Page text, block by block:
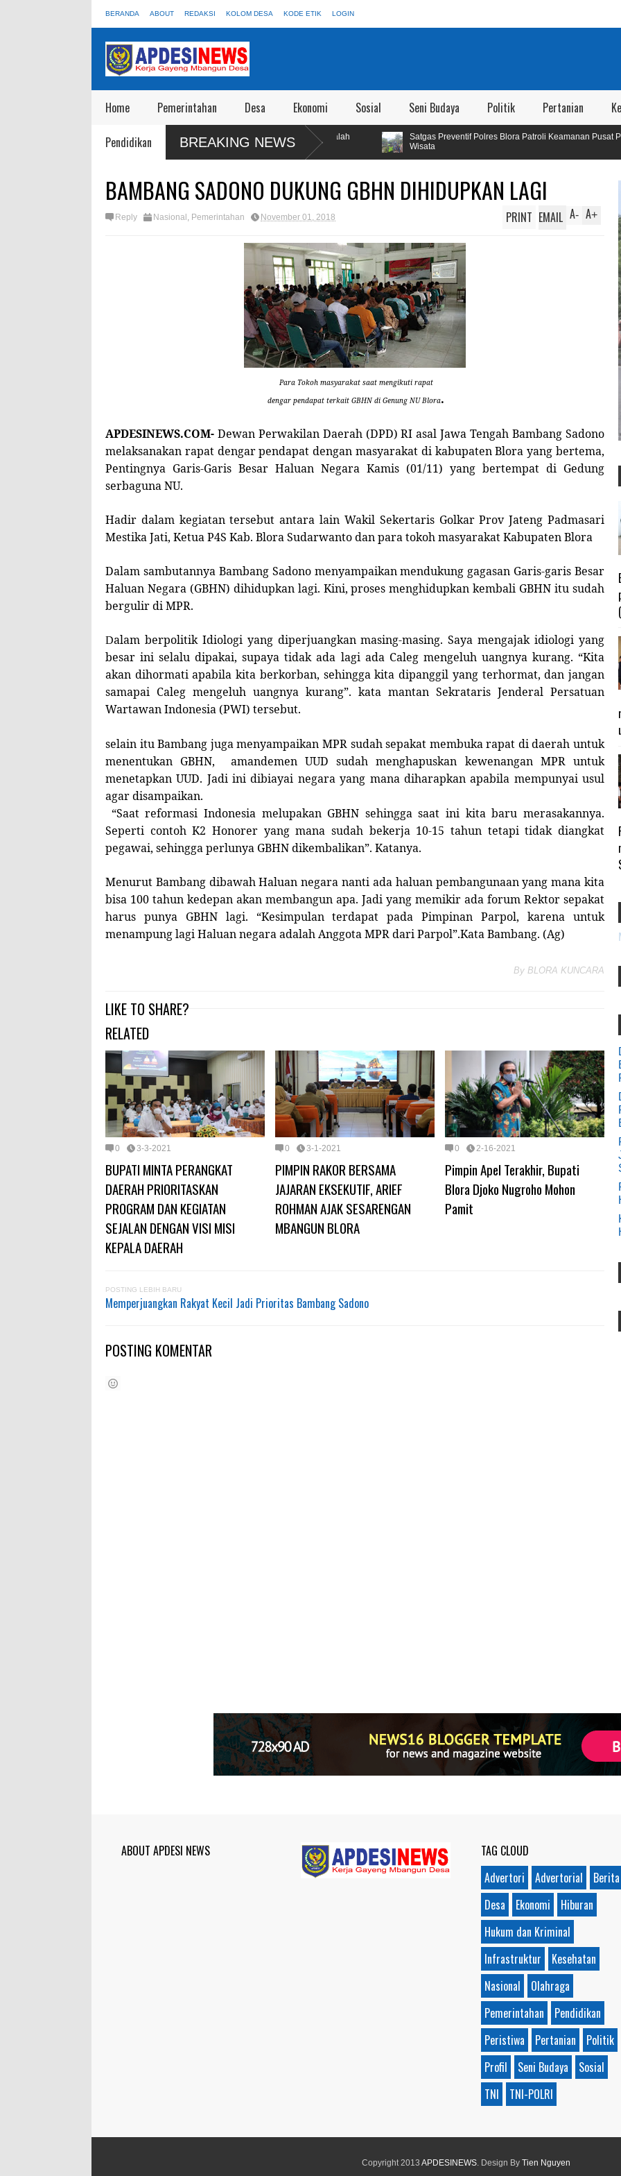
BERANDA ABOUT REDAKSI KOLOM DESA KODE ETIK LOGIN
Home Pemerintahan Desa Ekonomi Sosial Seni Budaya Politik Pertanian
Pendidikan BREAKING NEWS
55 Truk KDKMP Jangan Sampai Disewakan Apalagi Viral Salah
Satgas Preventif Polres Blora Patroli Keamanan Pusat Perbelanjaan dan
BAMBANG SADONO DUKUNG GBHN DIHIDUPKAN LAGI
Reply Nasional , Pemerintahan November 01, 2018 A+
A-
PRINT EMAIL
Para Tokoh masyarakat saat mengikuti rapat
dengar pendapat terkait GBHN di Genung NU Blora.
APDESINEWS.COM- Dewan Perwakilan Daerah (DPD) RI asal Jawa Tengah Bambang Sadono
melaksanakan rapat dengar pendapat dengan masyarakat di kabupaten Blora yang bertema,
Pentingnya Garis-Garis Besar Haluan Negara Kamis (01/11) yang bertempat di Gedung
serbaguna NU.
Hadir dalam kegiatan tersebut antara lain Wakil Sekertaris Golkar Prov Jateng Padmasari
Mestika Jati, Ketua P4S Kab. Blora Sudarwanto dan para tokoh masyarakat Kabupaten Blora
Dalam sambutannya Bambang Sadono menyampaikan mendukung gagasan Garis-garis Besar
Haluan Negara (GBHN) dihidupkan lagi. Kini, proses menghidupkan kembali GBHN itu sudah
bergulir di MPR.
Dalam berpolitik Idiologi yang diperjuangkan masing-masing. Saya mengajak idiologi yang
besar ini selalu dipakai, supaya tidak ada lagi ada Caleg mengeluh uangnya kurang. “Kita
akan dihormati apabila kita berkorban, sehingga kita dipanggil yang terhormat, dan jangan
samapai Caleg mengeluh uangnya kurang”. kata mantan Sekrataris Jenderal Persatuan
Wartawan Indonesia (PWI) tersebut.
selain itu Bambang juga menyampaikan MPR sudah sepakat membuka rapat di daerah untuk
menentukan GBHN,
amandemen UUD sudah menghapuskan kewenangan MPR untuk
menetapkan UUD. Jadi ini dibiayai negara yang mana diharapkan apabila mempunyai usul
agar disampaikan.
“Saat reformasi Indonesia melupakan GBHN sehingga saat ini kita baru merasakannya.
Seperti contoh K2 Honorer yang mana sudah bekerja 10-15 tahun tetapi tidak diangkat
pegawai, sehingga perlunya GBHN dikembalikan”. Katanya.
Menurut Bambang dibawah Haluan negara nanti ada haluan pembangunaan yang mana kita
bisa 100 tahun kedepan akan membangun apa. Jadi yang memikir ada forum Rektor sepakat
harus punya GBHN lagi. “Kesimpulan terdapat pada Pimpinan Parpol, karena untuk
menampung lagi Haluan negara adalah Anggota MPR dari Parpol”.Kata Bambang. (Ag)
By BLORA KUNCARA
LIKE TO SHARE?
RELATED
0 3-3-2021
BUPATI MINTA PERANGKAT
DAERAH PRIORITASKAN
PROGRAM DAN KEGIATAN
SEJALAN DENGAN VISI MISI
KEPALA DAERAH
0 3-1-2021
PIMPIN RAKOR BERSAMA
JAJARAN EKSEKUTIF, ARIEF
ROHMAN AJAK SESARENGAN
MBANGUN BLORA
0 2-16-2021
Pimpin Apel Terakhir, Bupati
Blora Djoko Nugroho Mohon
Pamit
POSTING LEBIH BARU
Memperjuangkan Rakyat Kecil Jadi Prioritas Bambang Sadono
POSTING KOMENTAR
ABOUT APDESI NEWS
TAG CLOUD
Advertori
Advertorial
Berita
Desa
Ekonomi
Hiburan
Hukum dan Kriminal
Infrastruktur
Kesehatan
Nasional
Olahraga
Pemerintahan
Pendidikan
Peristiwa
Pertanian
Politik
Profil
Seni Budaya
Sosial
TNI
TNI-POLRI
Copyright 2013 APDESINEWS. Design By Tien Nguyen